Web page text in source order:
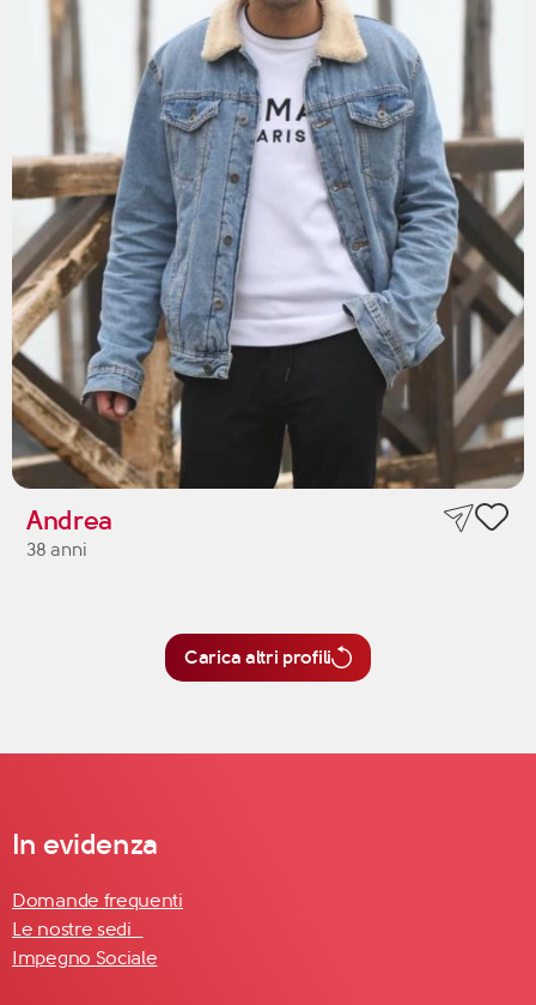
Andrea
38 anni
Carica altri profili
In evidenza
Domande frequenti
Le nostre sedi
Impegno Sociale